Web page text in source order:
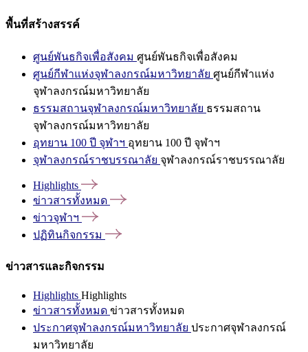
พื้นที่สร้างสรรค์
ศูนย์พันธกิจเพื่อสังคม ศูนย์พันธกิจเพื่อสังคม
ศูนย์กีฬาแห่งจุฬาลงกรณ์มหาวิทยาลัย ศูนย์กีฬาแห่ง
จุฬาลงกรณ์มหาวิทยาลัย
ธรรมสถานจุฬาลงกรณ์มหาวิทยาลัย ธรรมสถาน
จุฬาลงกรณ์มหาวิทยาลัย
อุทยาน 100 ปี จุฬาฯ อุทยาน 100 ปี จุฬาฯ
จุฬาลงกรณ์ราชบรรณาลัย จุฬาลงกรณ์ราชบรรณาลัย
Highlights
ข่าวสารทั้งหมด
ข่าวจุฬาฯ
ปฏิทินกิจกรรม
ข่าวสารและกิจกรรม
Highlights Highlights
ข่าวสารทั้งหมด ข่าวสารทั้งหมด
ประกาศจุฬาลงกรณ์มหาวิทยาลัย ประกาศจุฬาลงกรณ์
มหาวิทยาลัย